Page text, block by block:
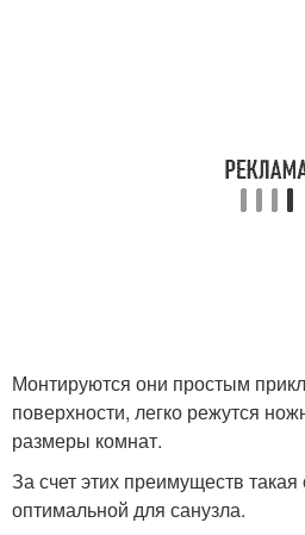
Монтируются они простым
поверхности, легко режутся
размеры комнат.
За счет этих преимуществ такая
оптимальной для санузла.